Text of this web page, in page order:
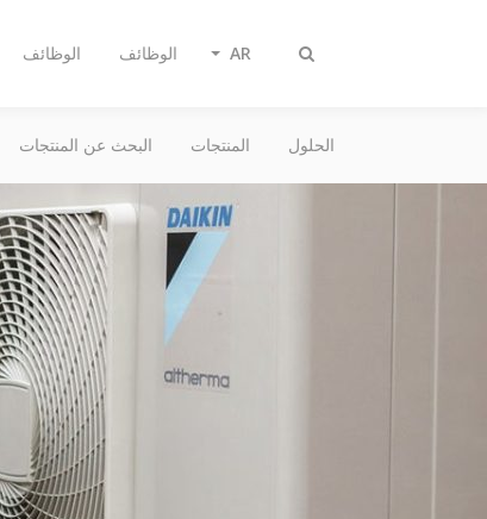
Toggle
الوظائف الوظائف AR
الحلول المنتجات البحث عن المنتجات